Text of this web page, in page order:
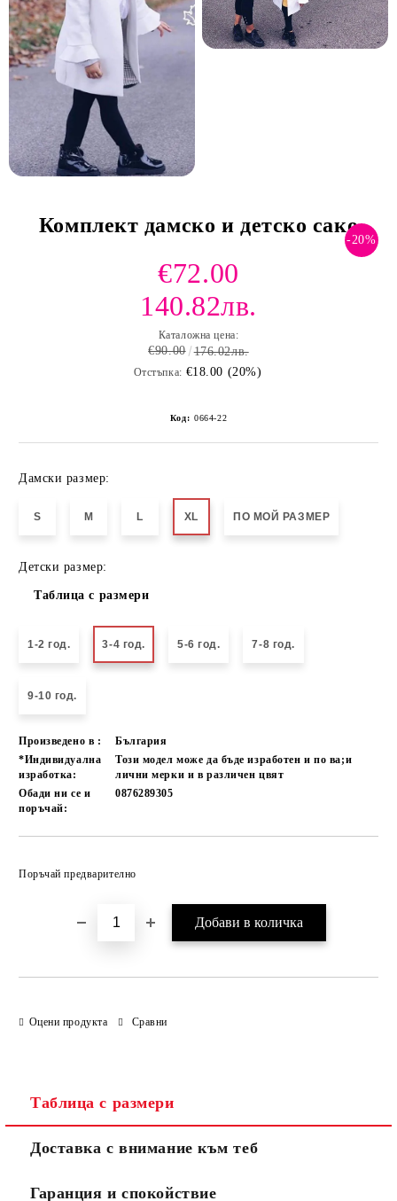
Комплект дамско и детско сако
-20%
€72.00
140.82лв.
Каталожна цена:
€90.00 176.02лв.
Отстъпка: €18.00 (20%)
Код: 0664-22
Дамски размер:
S M L XL ПО МОЙ РАЗМЕР
Детски размер:
Таблица с размери
1-2 год. 3-4 год. 5-6 год. 7-8 год.
9-10 год.
Произведено в :
България
*Индивидуална
изработка:
Този модел може да бъде изработен и по ва;и
лични мерки и в различен цвят
Обади ни се и
поръчай:
0876289305
Поръчай предварително
Оцени продукта Сравни
Таблица с размери
Доставка с внимание към теб
Гаранция и спокойствие